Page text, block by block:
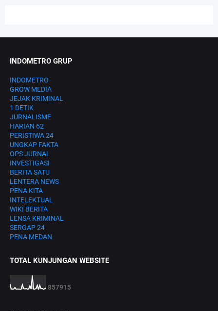
INDOMETRO GRUP
INDOMETRO
GROW MEDIA
JEJAK KRIMINAL
1 DETIK
JURNALISME
HARIAN 62
PERISTIWA 24
UNGKAP FAKTA
OPS JURNAL
INVESTIGASI
BERITA SATU
LENTERA NEWS
PENA KITA
INTELEKTUAL
WIKI BERITA
LENSA KRIMINAL
SERGAP 24
PENA MEDAN
TOTAL KUNJUNGAN WEBSITE
857915